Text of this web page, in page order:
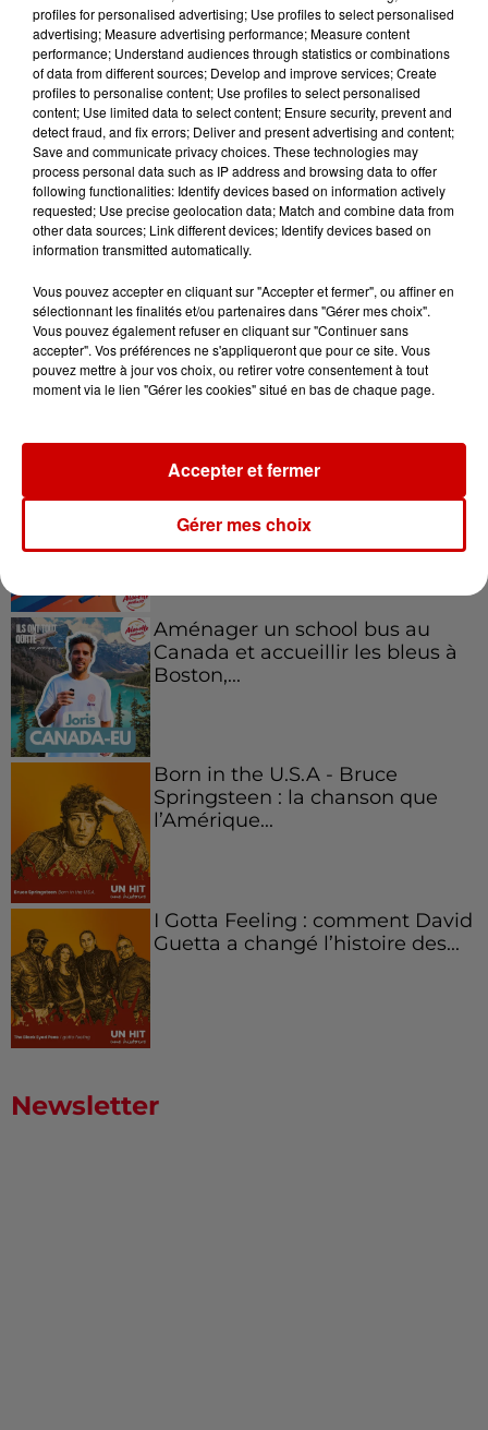
Alouette vous invite à
Futuroscope Xperiences !
Le Duel - Gagnez votre balade
en jet ski !
Kelly Massol, figure
emblématique de
l'entrepreneuriat féminin
Aménager un school bus au
Canada et accueillir les bleus à
Boston,...
Born in the U.S.A - Bruce
Springsteen : la chanson que
l’Amérique...
I Gotta Feeling : comment David
Guetta a changé l’histoire des...
Newsletter
profiles for personalised advertising; Use profiles to select personalised
advertising; Measure advertising performance; Measure content
performance; Understand audiences through statistics or combinations
of data from different sources; Develop and improve services; Create
profiles to personalise content; Use profiles to select personalised
content; Use limited data to select content; Ensure security, prevent and
detect fraud, and fix errors; Deliver and present advertising and content;
Save and communicate privacy choices. These technologies may
process personal data such as IP address and browsing data to offer
following functionalities: Identify devices based on information actively
requested; Use precise geolocation data; Match and combine data from
other data sources; Link different devices; Identify devices based on
information transmitted automatically.
Vous pouvez accepter en cliquant sur "Accepter et fermer", ou affiner en
sélectionnant les finalités et/ou partenaires dans "Gérer mes choix".
Vous pouvez également refuser en cliquant sur "Continuer sans
accepter". Vos préférences ne s'appliqueront que pour ce site. Vous
pouvez mettre à jour vos choix, ou retirer votre consentement à tout
moment via le lien "Gérer les cookies" situé en bas de chaque page.
Gérer mes choix
Accepter et fermer